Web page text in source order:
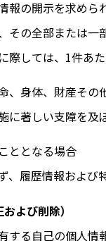
報の開示を求め
その全部または一
際しては、1件あ
、身体、財産そ
に著しい支障を及
ととなる場合
、履歴情報および
よび削除）
する自己の個人情